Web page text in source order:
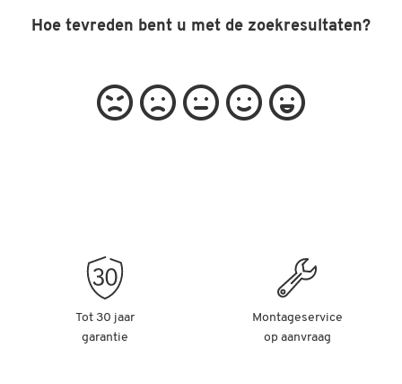
Hoe tevreden bent u met de zoekresultaten?
Tot 30 jaar
garantie
Montageservice
op aanvraag